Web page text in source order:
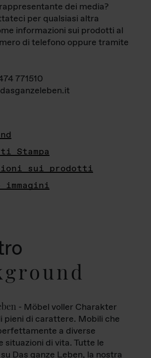
dei media?
per qualsiasi altra
informazioni sui prodotti al
di telefono oppure tramite
771510
Stampa
sui prodotti
- Möbel voller Charakter
pieni di carattere. Mobili che
a diverse
situazioni di vita. Tutte le
Das ganze Leben, la nostra